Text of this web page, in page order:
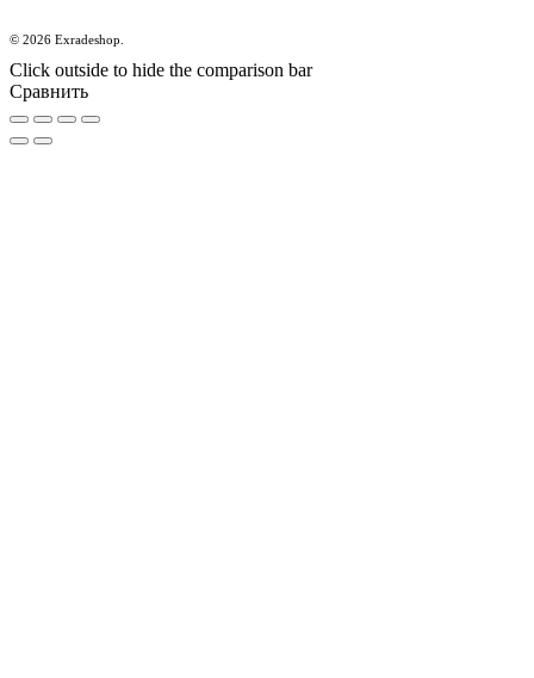
© 2026 Exradeshop.
Click outside to hide the comparison bar
Сравнить